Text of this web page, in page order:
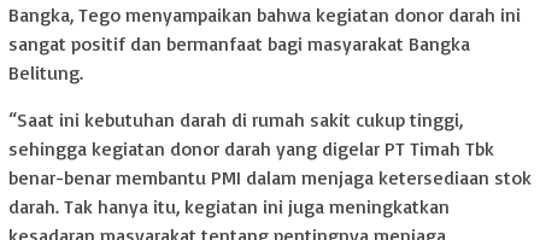
Bangka, Tego menyampaikan bahwa kegiatan donor darah ini
sangat positif dan bermanfaat bagi masyarakat Bangka
Belitung.
“Saat ini kebutuhan darah di rumah sakit cukup tinggi,
sehingga kegiatan donor darah yang digelar PT Timah Tbk
benar-benar membantu PMI dalam menjaga ketersediaan stok
darah. Tak hanya itu, kegiatan ini juga meningkatkan